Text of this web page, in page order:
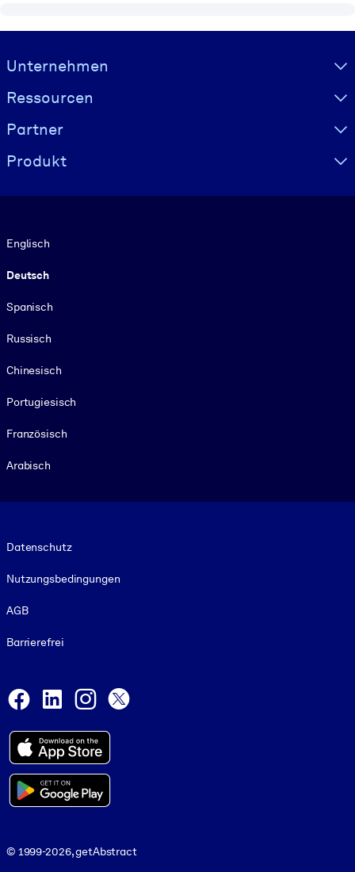
Visually hidden Text
Unternehmen
Ressourcen
Partner
Produkt
Englisch
Deutsch
Spanisch
Russisch
Chinesisch
Portugiesisch
Französisch
Arabisch
Datenschutz
Nutzungsbedingungen
AGB
Barrierefrei
Facebook
LinkedInInstagram
© 1999-2026, getAbstract